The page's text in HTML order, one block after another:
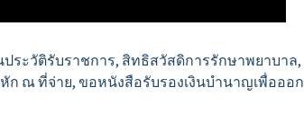
ประวัติรับราชการ, สิทธิสวัสดิการรักษาพยาบาล,
ณ ที่จ่าย, ขอหนังสือรับรองเงินบำนาญเพื่อออก